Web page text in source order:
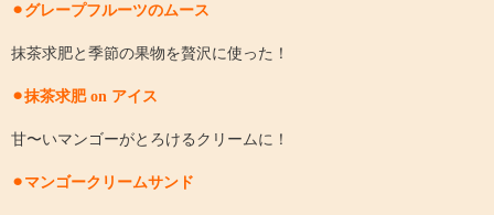
⚫︎グレープフルーツのムース
抹茶求肥と季節の果物を贅沢に使った！
⚫︎抹茶求肥 on アイス
甘〜いマンゴーがとろけるクリームに！
⚫︎マンゴークリームサンド